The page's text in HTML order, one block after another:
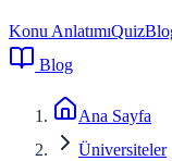
Konu AnlatımıQuiz
Blog
Ana Sayfa
Üniversiteler